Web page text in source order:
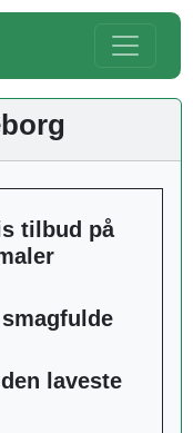
tilbud på
laveste